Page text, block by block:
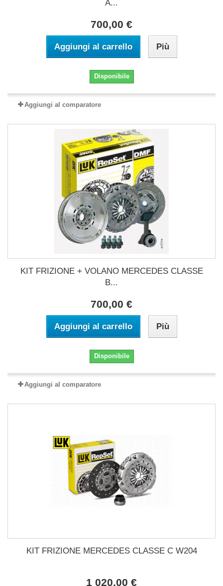
A...
700,00 €
Aggiungi al carrello Più
Disponibile
Aggiungi al comparatore
KIT FRIZIONE + VOLANO MERCEDES CLASSE
B...
700,00 €
Aggiungi al carrello Più
Disponibile
Aggiungi al comparatore
KIT FRIZIONE MERCEDES CLASSE C W204
1 020,00 €